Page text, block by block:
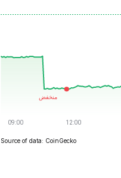
Source of data: CoinGecko